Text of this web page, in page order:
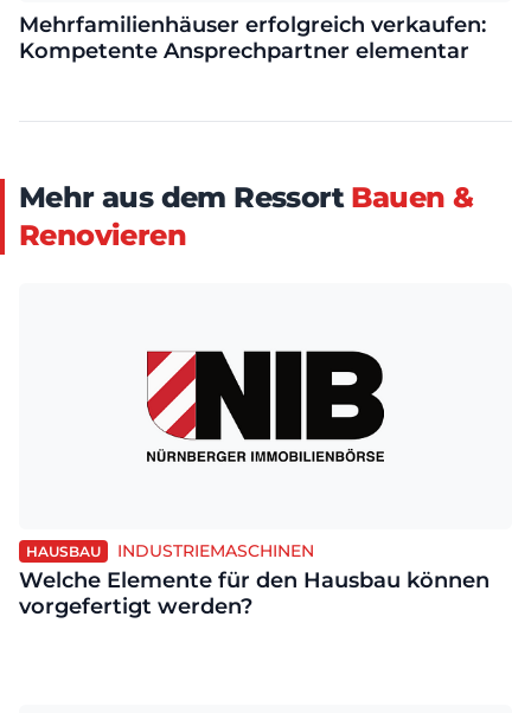
Mehrfamilienhäuser erfolgreich verkaufen:
Kompetente Ansprechpartner elementar
Mehr aus dem Ressort Bauen &
Renovieren
HAUSBAU INDUSTRIEMASCHINEN
Welche Elemente für den Hausbau können
vorgefertigt werden?